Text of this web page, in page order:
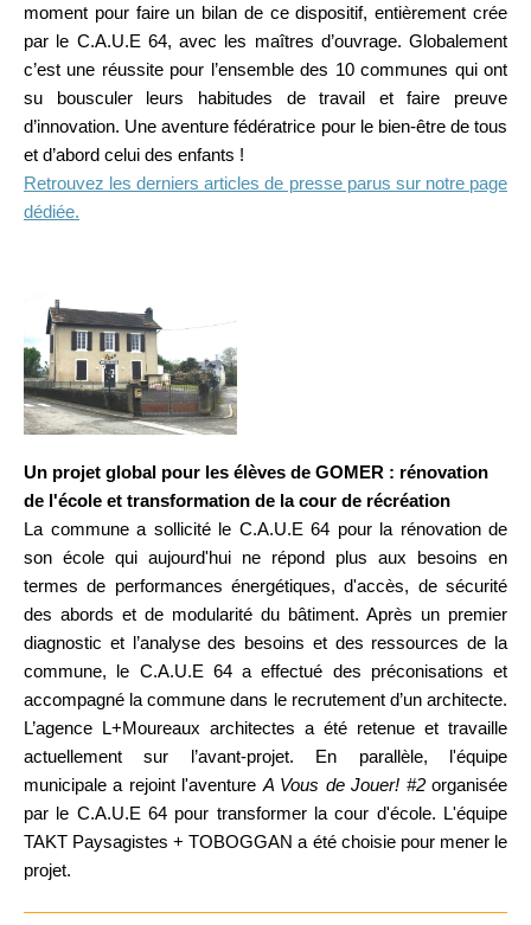
moment pour faire un bilan de ce dispositif, entièrement crée
par le C.A.U.E 64, avec les maîtres d’ouvrage. Globalement
c’est une réussite pour l’ensemble des 10 communes qui ont
su bousculer leurs habitudes de travail et faire preuve
d’innovation. Une aventure fédératrice pour le bien-être de tous
et d’abord celui des enfants !
Retrouvez les derniers articles de presse parus sur notre page
dédiée.
Un projet global pour les élèves de GOMER : rénovation
de l'école et transformation de la cour de récréation
La commune a sollicité le C.A.U.E 64 pour la rénovation de
son école qui aujourd'hui ne répond plus aux besoins en
termes de performances énergétiques, d'accès, de sécurité
des abords et de modularité du bâtiment. Après un premier
diagnostic et l’analyse des besoins et des ressources de la
commune, le C.A.U.E 64 a effectué des préconisations et
accompagné la commune dans le recrutement d’un architecte.
L’agence L+Moureaux architectes a été retenue et travaille
actuellement sur l’avant-projet. En parallèle, l'équipe
municipale a rejoint l'aventure A Vous de Jouer! #2organisée
par le C.A.U.E 64 pour transformer la cour d'école. L'équipe
TAKT Paysagistes + TOBOGGAN a été choisie pour mener le
projet.